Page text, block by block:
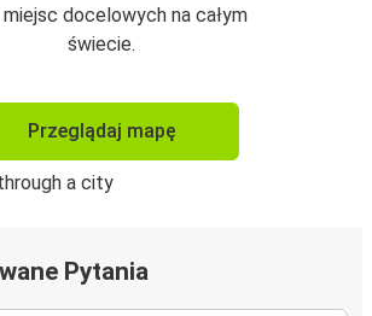
docelowych na całym
świecie.
Przeglądaj mapę
Pytania